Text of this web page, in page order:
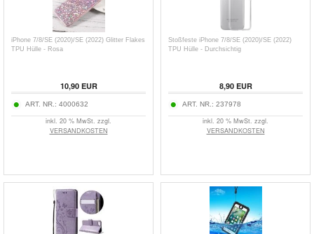
iPhone 7/8/SE (2020)/SE (2022) Glitter Flakes
TPU Hülle - Rosa
10,90EUR
ART. NR.: 4000632
inkl. 20 % MwSt. zzgl.
VERSANDKOSTEN
Stoßfeste iPhone 7/8/SE (2020)/SE (2022)
TPU Hülle - Durchsichtig
8,90EUR
ART. NR.: 237978
inkl. 20 % MwSt. zzgl.
VERSANDKOSTEN